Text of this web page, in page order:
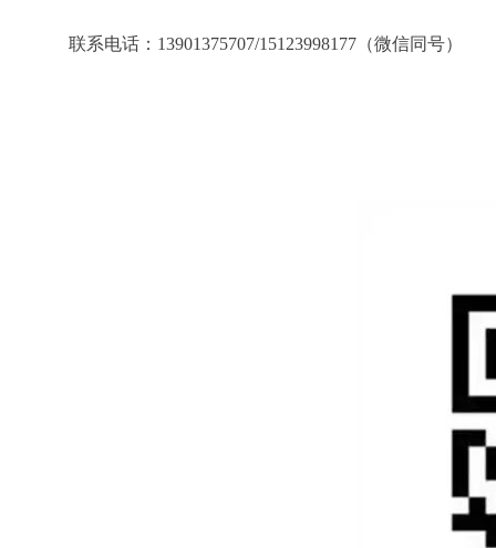
联系电话：13901375707/15123998177（微信同号）